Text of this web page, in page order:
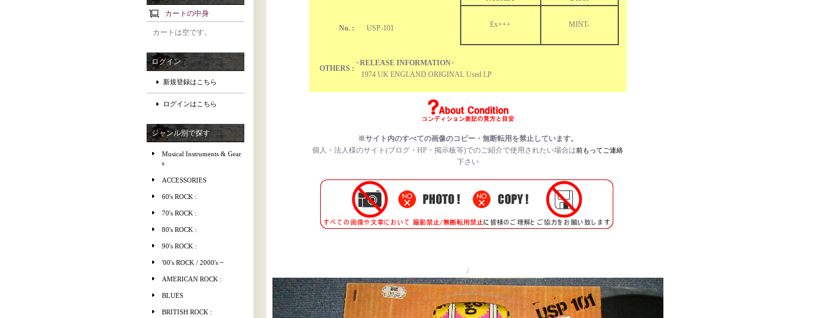
カートの中身
カートは空です。
ログイン
新規登録はこちら
ログインはこちら
ジャンル別で探す
Musical Instruments & Gear
s
ACCESSORIES
60's ROCK :
70's ROCK :
80's ROCK :
90's ROCK :
'00's ROCK / 2000's ~
AMERICAN ROCK :
BLUES
BRITISH ROCK :
Ex+++ MINT-
No. : USP-101
OTHERS :
<RELEASE INFORMATION>
1974 UK ENGLAND ORIGINAL Used LP
※サイト内のすべての画像のコピー・無断転用を禁止しています。
個人・法人様のサイト(ブログ・HP・掲示板等)でのご紹介で使用されたい場合は前もってご連絡
下さい
/